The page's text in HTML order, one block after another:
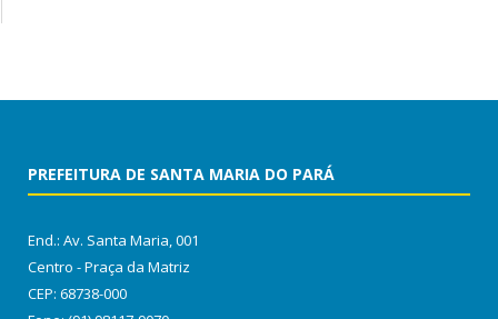
PREFEITURA DE SANTA MARIA DO PARÁ
End.: Av. Santa Maria, 001
Centro - Praça da Matriz
CEP: 68738-000